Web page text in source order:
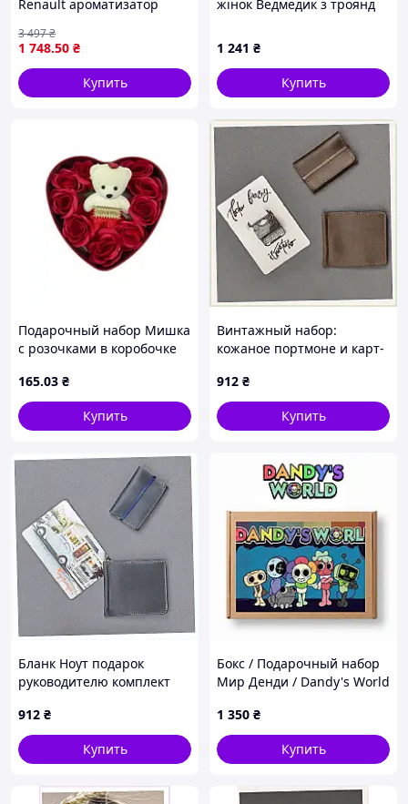
Renault ароматизатор
ключница для удобства и
стиля
1 748.50 ₴
3 497₴
Купить
жінок Ведмедик з троянд
цукерки (2090045141),
851596TXP0
1 241 ₴
Купить
Подарочный набор Мишка
с розочками в коробочке
сувенирных мыл с мишкой
и розочками
165.03 ₴
Купить
Винтажный набор:
кожаное портмоне и карт-
912 ₴
Купить
Бланк Ноут подарок
руководителю комплект
778215MTK
912 ₴
Купить
Бокс / Подарочный набор
Мир Денди / Dandy's World
1 350 ₴
Купить